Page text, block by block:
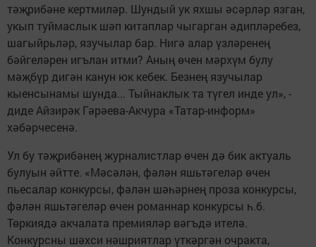
тәҗрибәне кертмиләр. Шундый ук яхшы әсәрләр язган,
укып туймаслык шәп китаплар чыгарган әдипләребез,
шагыйрьләр, язучылар бар. Нигә алар үзләренең
бәйгеләрен игълан итми? Аның өчен мәрхүм булу
мәҗбүр дигән канун юк кебек. Безнең язучылар
кыенсынамы шунда... Тыйнаклык та түгел инде ул», -
диде Айзирәк Гәрәева-Акчура «Татар-информ»
хәбәрчесенә.
Ул бу тәҗрибәнең журналистлар өчен дә бик актуаль
булуын әйтте. «Мәсәлән, фәлән яшьтәгеләр өчен
пьесалар конкурсы, фәлән шәһәрнең проза конкурсы,
фәлән яшьтәгеләр өчен романнар конкурсы һ.б.
Төркиядә акчалата премияләр вәгъдә ителә.
Конкурсны шәхси нәшриятлар үткәргән очракта,